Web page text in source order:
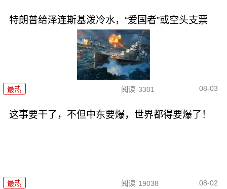
特朗普给泽连斯基泼冷水，“爱国者”或空头支票
最热 阅读 3301 08-03
这事要干了，不但中东要爆，世界都得要爆了！
最热 阅读 19038 08-02